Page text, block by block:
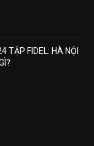
TẬP FIDEL: HÀ NỘI